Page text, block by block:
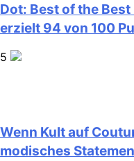
Dot: Best of the
erzielt 94 von 100
5
Wenn Kult auf
modisches